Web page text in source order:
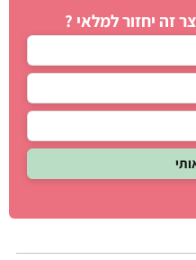
זה יחזור למלאי ?